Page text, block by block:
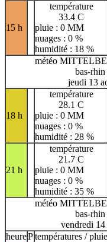
15 h
température
33.4 C
pluie : 0 MM
nuages : 0 %
humidité : 18 %
météo
bas-rhin
jeudi 13
18 h
température
28.1 C
pluie : 0 MM
nuages : 0 %
humidité : 28 %
21 h
température
21.7 C
pluie : 0 MM
nuages : 0 %
humidité : 35 %
météo
bas-rhin
vendredi
heurePtempératures / pluie